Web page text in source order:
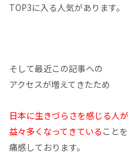
TOP3に入る人気があります。
そして最近この記事への
アクセスが増えてきたため
日本に生きづらさを感じる人が
益々多くなってきている ことを
痛感しております。